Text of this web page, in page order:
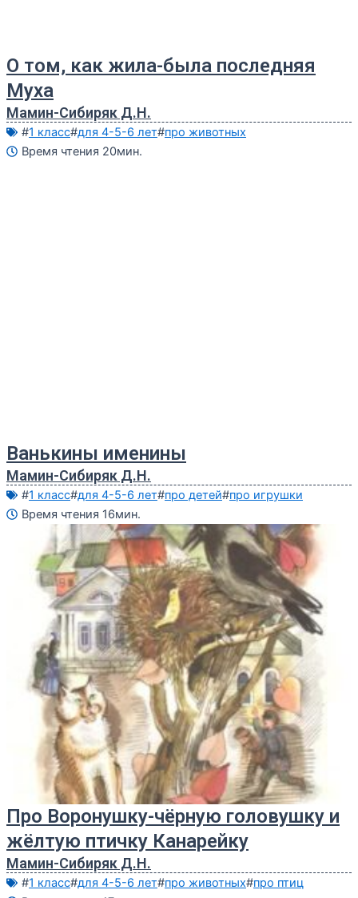
О том, как жила-была последняя
Муха
Мамин-Сибиряк Д.Н.
#1 класс#для 4-5-6 лет#про животных
Время чтения 20мин.
Ванькины именины
Мамин-Сибиряк Д.Н.
#1 класс#для 4-5-6 лет#про детей#про игрушки
Время чтения 16мин.
Про Воронушку-чёрную головушку и
жёлтую птичку Канарейку
Мамин-Сибиряк Д.Н.
#1 класс#для 4-5-6 лет#про животных#про птиц